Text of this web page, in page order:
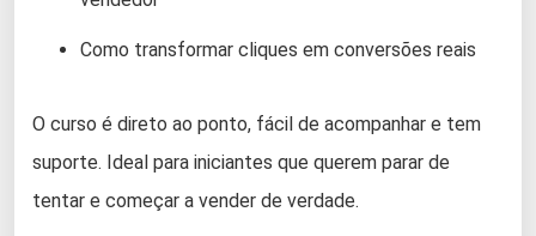
Como transformar cliques em conversões reais
O curso é direto ao ponto, fácil de acompanhar e tem
suporte. Ideal para iniciantes que querem parar de
tentar e começar a vender de verdade.